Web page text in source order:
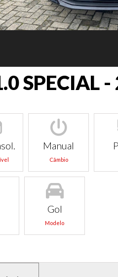
SPECIAL -
Manual
Câmbio
Gol
Modelo